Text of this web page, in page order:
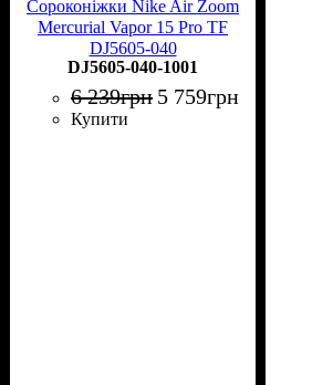
Сороконіжки Nike Air Zoom
Mercurial Vapor 15 Pro TF
DJ5605-040
DJ5605-040-1001
6 239грн 5 759грн
Купити